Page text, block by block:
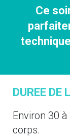
Ce
DUREE DE
Environ 30
corps.